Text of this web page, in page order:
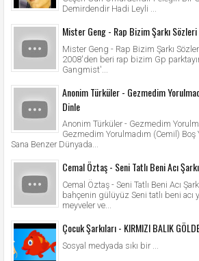
Demirdendir Hadi Leyli ...
Mister Geng - Rap Bizim Şarkı
Mister Geng - Rap Bizim Şarkı
2008'den beri rap bizim Gp
Gangmist'...
Anonim Türküler - Gezmedim
Dinle
Anonim Türküler - Gezmedim
Gezmedim Yorulmadım (Cemil) Boş
Sana Benzer Dünyada...
Cemal Öztaş - Seni Tatlı Beni Acı
Cemal Öztaş - Seni Tatlı Beni Acı
bahçenin gülüyüz Seni tatlı beni acı
meyveler ve...
Çocuk Şarkıları - KIRMIZI BALIK
Sosyal medyada sıkı bir ...